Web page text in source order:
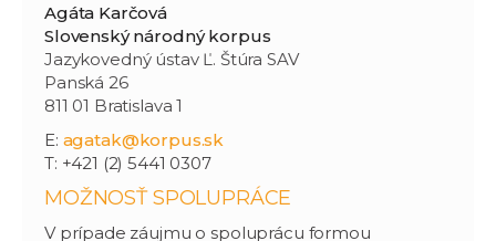
Agáta Karčová
Slovenský národný korpus
Jazykovedný ústav Ľ. Štúra SAV
Panská 26
811 01 Bratislava 1
E: agatak@korpus.sk
T: +421 (2) 5441 0307
MOŽNOSŤ SPOLUPRÁCE
V prípade záujmu o spoluprácu formou